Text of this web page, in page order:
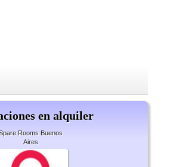
en alquiler
Rooms Buenos
Aires